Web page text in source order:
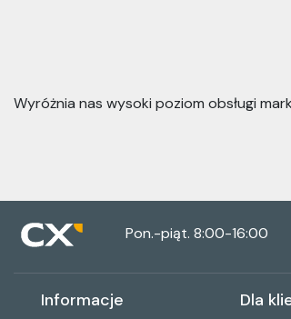
Wyróżnia nas wysoki poziom obsługi
Pon.-piąt. 8:00-16:00
Informacje Dla